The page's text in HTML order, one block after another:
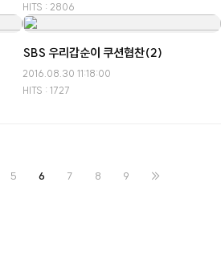
HITS : 2806
SBS 우리갑순이 쿠션협찬(2)
2016.08.30 11:18:00
HITS : 1727
5 6 7 8 9 >>